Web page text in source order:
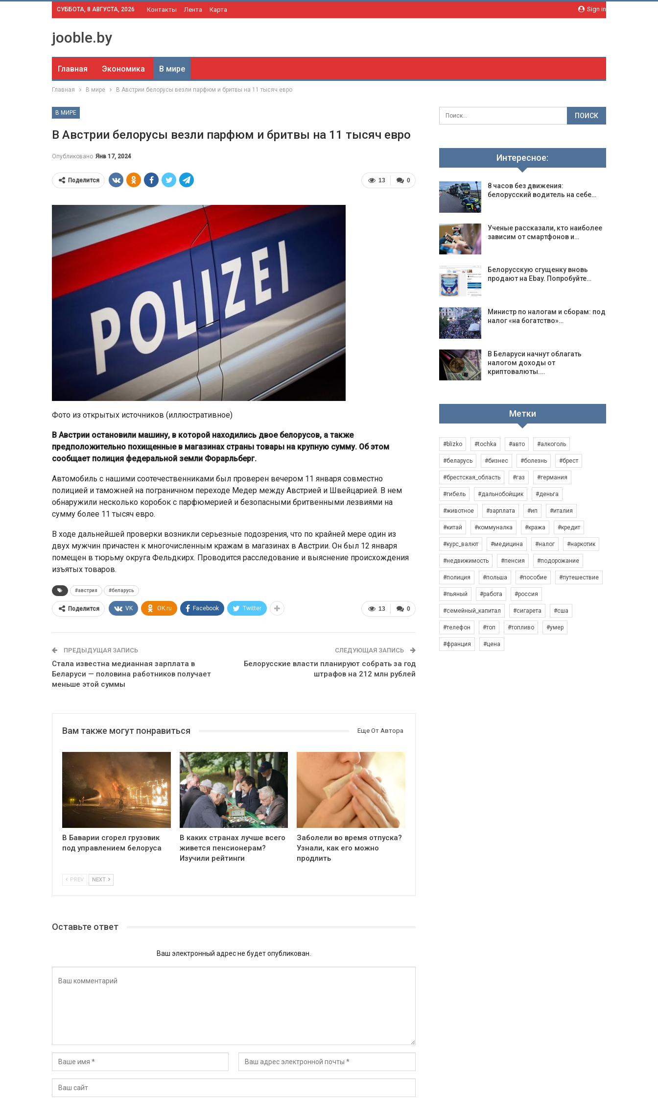
Sign in
СУББОТА, 8 АВГУСТА, 2026 Контакты Лента Карта
jooble.by
Главная Экономика В мире
Главная В мире В Австрии белорусы везли парфюм и бритвы на 11 тысяч евро
В МИРЕ
В Австрии белорусы везли парфюм и бритвы на 11 тысяч евро
Опубликовано Янв 17, 2024
0
13
Поделится
Фото из открытых источников (иллюстративное)
В Австрии остановили машину, в которой находились двое белорусов, а также
предположительно похищенные в магазинах страны товары на крупную сумму. Об этом
сообщает полиция федеральной земли Форарльберг.
Автомобиль с нашими соотечественниками был проверен вечером 11 января совместно
полицией и таможней на пограничном переходе Медер между Австрией и Швейцарией. В нем
обнаружили несколько коробок с парфюмерией и безопасными бритвенными лезвиями на
сумму более 11 тысяч евро.
В ходе дальнейшей проверки возникли серьезные подозрения, что по крайней мере один из
двух мужчин причастен к многочисленным кражам в магазинах в Австрии. Он был 12 января
помещен в тюрьму округа Фельдкирх. Проводится расследование и выяснение происхождения
изъятых товаров.
#австрия #беларусь
0
13
Поделится VK OK.ru Facebook Twitter
ПРЕДЫДУЩАЯ ЗАПИСЬ
Стала известна медианная зарплата в
Беларуси — половина работников получает
меньше этой суммы
СЛЕДУЮЩАЯ ЗАПИСЬ
Белорусские власти планируют собрать за год
штрафов на 212 млн рублей
Вам также могут понравиться Еще От Автора
В Баварии сгорел грузовик
под управлением белоруса
В каких странах лучше всего
живется пенсионерам?
Изучили рейтинги
Заболели во время отпуска?
Узнали, как его можно
продлить
PREV NEXT
Оставьте ответ
Ваш электронный адрес не будет опубликован.
Интересное:
8 часов без движения:
белорусский водитель на себе…
Ученые рассказали, кто наиболее
зависим от смартфонов и…
Белорусскую сгущенку вновь
продают на Ebay. Попробуйте…
Министр по налогам и сборам: под
налог «на богатство»…
В Беларуси начнут облагать
налогом доходы от
криптовалюты.…
Метки
#blizko #tochka #авто #алкоголь
#беларусь #бизнес #болезнь #брест
#брестская_область #газ #германия
#гибель #дальнобойщик #деньга
#животное #зарплата #ип #италия
#китай #коммуналка #кража #кредит
#курс_валют #медицина #налог #наркотик
#недвижимость #пенсия #подорожание
#полиция #польша #пособие #путешествие
#пьяный #работа #россия
#семейный_капитал #сигарета #сша
#телефон #топ #топливо #умер
#франция #цена